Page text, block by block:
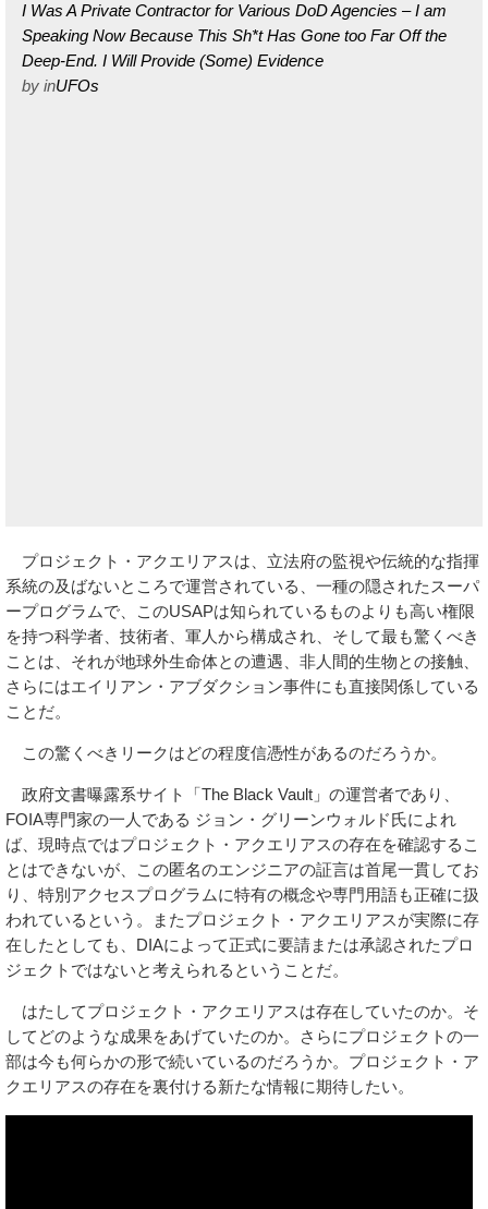
I Was A Private Contractor for Various DoD Agencies – I am
Speaking Now Because This Sh*t Has Gone too Far Off the
Deep-End. I Will Provide (Some) Evidence
by inUFOs
プロジェクト・アクエリアスは、立法府の監視や伝統的な指揮
系統の及ばないところで運営されている、一種の隠されたスーパ
ープログラムで、このUSAPは知られているものよりも高い権限
を持つ科学者、技術者、軍人から構成され、そして最も驚くべき
ことは、それが地球外生命体との遭遇、非人間的生物との接触、
さらにはエイリアン・アブダクション事件にも直接関係している
ことだ。
この驚くべきリークはどの程度信憑性があるのだろうか。
政府文書曝露系サイト「The Black Vault」の運営者であり、
FOIA専門家の一人である ジョン・グリーンウォルド氏によれ
ば、現時点ではプロジェクト・アクエリアスの存在を確認するこ
とはできないが、この匿名のエンジニアの証言は首尾一貫してお
り、特別アクセスプログラムに特有の概念や専門用語も正確に扱
われているという。またプロジェクト・アクエリアスが実際に存
在したとしても、DIAによって正式に要請または承認されたプロ
ジェクトではないと考えられるということだ。
はたしてプロジェクト・アクエリアスは存在していたのか。そ
してどのような成果をあげていたのか。さらにプロジェクトの一
部は今も何らかの形で続いているのだろうか。プロジェクト・ア
クエリアスの存在を裏付ける新たな情報に期待したい。